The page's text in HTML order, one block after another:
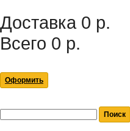
Доставка 0 р.
Всего 0 р.
Оформить